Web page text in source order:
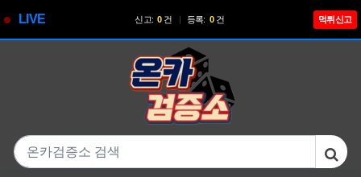
LIVE 신고: 0 건 | 등록: 0 건 먹튀신고